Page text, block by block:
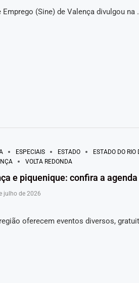
(Sine) de Valença divulgou na
ESPECIAIS ESTADO ESTADO DO RIO
VOLTA REDONDA
e piquenique: confira a
julho de 2026
oferecem eventos diversos,